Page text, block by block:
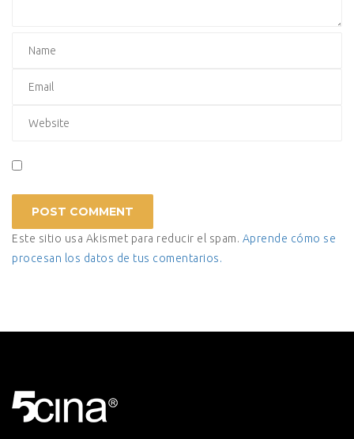
Este sitio usa Akismet para reducir el spam. Aprende cómo se
procesan los datos de tus comentarios.